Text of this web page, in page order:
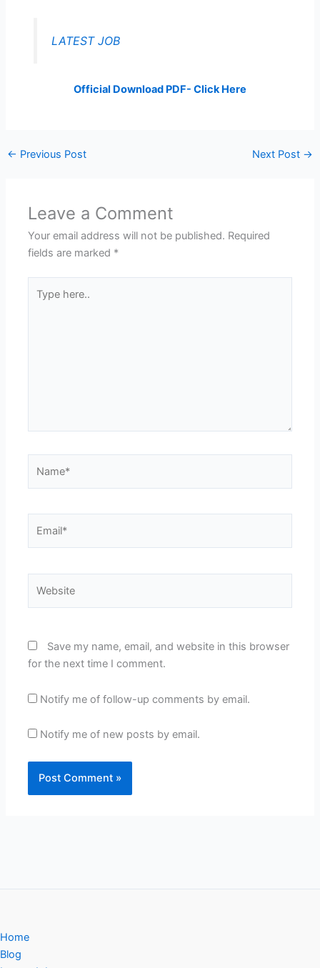
LATEST JOB
Official Download PDF- Click Here
← Previous Post Next Post →
Leave a Comment
Your email address will not be published. Required
fields are marked *
here..
Save my name, email, and website in this browser
for the next time I comment.
Notify me of follow-up comments by email.
Notify me of new posts by email.
Home
Blog